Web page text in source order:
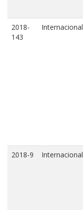
2018-
143
Internacional
2018-9 Internacional